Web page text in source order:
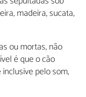
madeira, sucata,
ou mortas, não
é que o cão
pelo som,